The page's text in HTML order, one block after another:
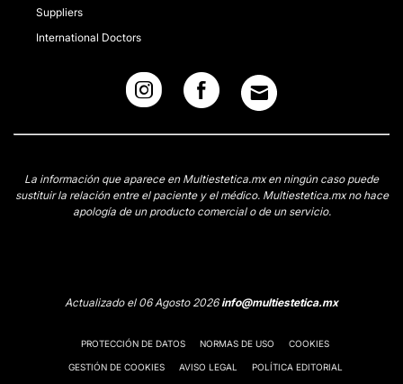
Suppliers
International Doctors
La información que aparece en Multiestetica.mx en ningún caso puede
sustituir la relación entre el paciente y el médico. Multiestetica.mx no hace
apología de un producto comercial o de un servicio.
Actualizado el 06 Agosto 2026info@multiestetica.mx
PROTECCIÓN DE DATOS NORMAS DE USO COOKIES
GESTIÓN DE COOKIES AVISO LEGAL POLÍTICA EDITORIAL